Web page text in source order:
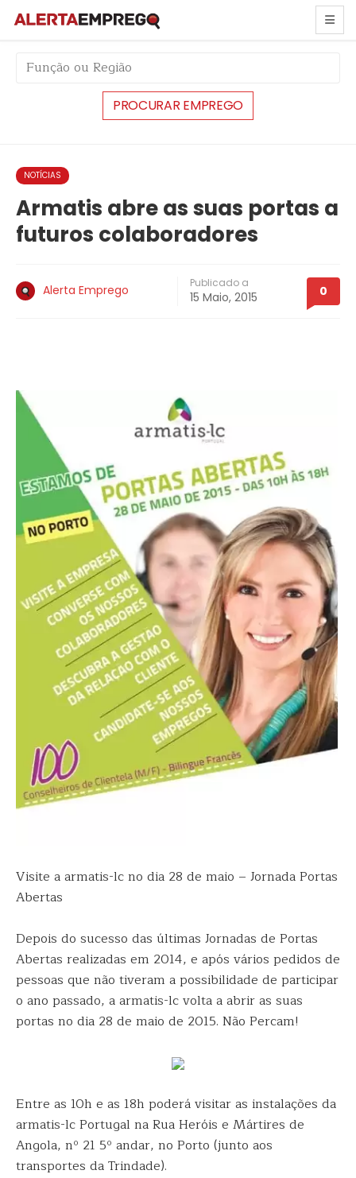
NOTÍCIAS
Armatis abre as suas portas a
futuros colaboradores
Alerta Emprego Publicado a
15 Maio, 2015 0
Visite a armatis-lc no dia 28 de maio – Jornada Portas
Abertas
Depois do sucesso das últimas Jornadas de Portas
Abertas realizadas em 2014, e após vários pedidos de
pessoas que não tiveram a possibilidade de participar
o ano passado, a armatis-lc volta a abrir as suas
portas no dia 28 de maio de 2015. Não Percam!
Entre as 10h e as 18h poderá visitar as instalações da
armatis-lc Portugal na Rua Heróis e Mártires de
Angola, nº 21 5º andar, no Porto (junto aos
transportes da Trindade).